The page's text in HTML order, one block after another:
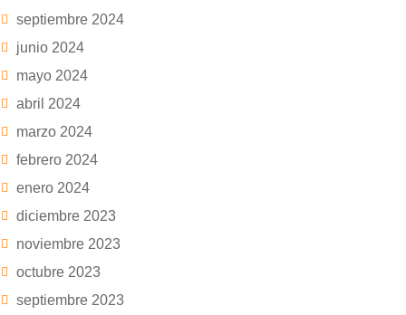
septiembre 2024
junio 2024
mayo 2024
abril 2024
marzo 2024
febrero 2024
enero 2024
diciembre 2023
noviembre 2023
octubre 2023
septiembre 2023